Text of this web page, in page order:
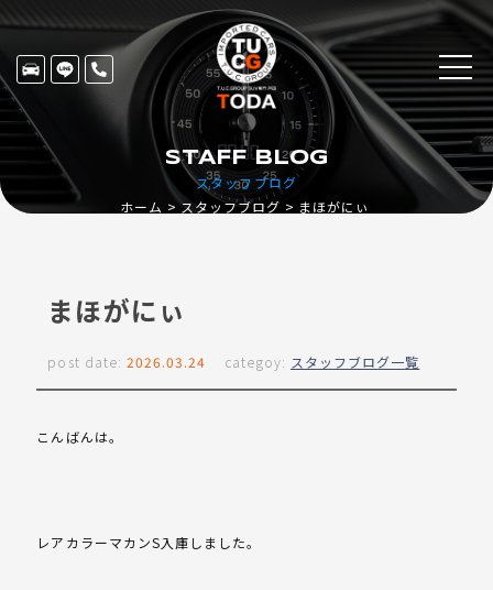
スタッフブログ
STAFF BLOG
ホーム スタッフブログ まほがにぃ
まほがにぃ
post date: 2026.03.24 categoy: スタッフブログ一覧
こんばんは。
レアカラーマカンS入庫しました。